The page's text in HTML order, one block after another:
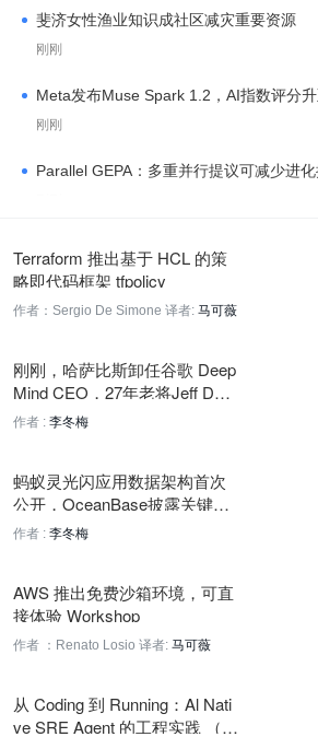
斐济女性渔业知识成社区减灾重要资源
刚刚
Meta发布Muse Spark 1.2，AI指数评分
刚刚
Parallel GEPA：多重并行提议可减少进
伯克利AI优化GEPA循环：并行批量提议
刚刚
MiniMax H3 登顶 Design Arena 三项视
字节跳动发布原生音视频全双工模型
2 小时前
研究：替尔泊肽显著降低糖尿病患者心血
2 小时前
Intelligence 联合创始人拟构建 AI 能力交
3 小时前
MiniMax H3 视频模型登顶竞技场第二名
3 小时前
Terraform 推出基于 HCL 的策
略即代码框架 tfpolicy
作者：Sergio De Simone 译者: 马可薇
刚刚，哈萨比斯卸任谷歌 Deep
Mind CEO，27年老将Jeff Dea
n离职创业
作者 : 李冬梅
蚂蚁灵光闪应用数据架构首次
公开，OceanBase披露关键实
践
作者 : 李冬梅
AWS 推出免费沙箱环境，可直
接体验 Workshop
作者 ：Renato Losio 译者: 马可薇
从 Coding 到 Running：Al Nati
ve SRE Agent 的工程实践 （Cl